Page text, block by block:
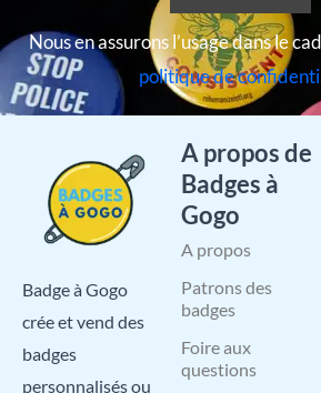
Nous en assurons l’usage dans le
politique de
Badge à Gogo
crée et vend des
badges
personnalisés ou
A propos de
Badges à
Gogo
A propos
Patrons des
badges
Foire aux
questions